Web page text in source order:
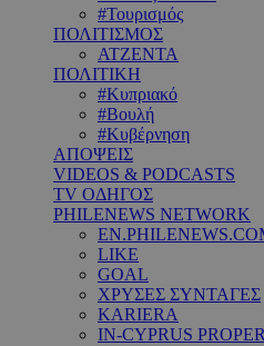
#Τουρισμός
ΠΟΛΙΤΙΣΜΟΣ
ΑΤΖΕΝΤΑ
ΠΟΛΙΤΙΚΗ
#Κυπριακό
#Βουλή
#Κυβέρνηση
ΑΠΟΨΕΙΣ
VIDEOS & PODCASTS
TV ΟΔΗΓΟΣ
PHILENEWS NETWORK
LIKE
GOAL
ΧΡΥΣΕΣ ΣΥΝΤΑΓΕΣ
KARIERA
IN-CYPRUS